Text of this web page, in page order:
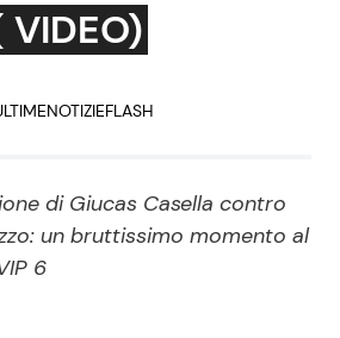
Coppie VIP
Reality e Talent
di Giucas Casella contro
un bruttissimo momento al
6